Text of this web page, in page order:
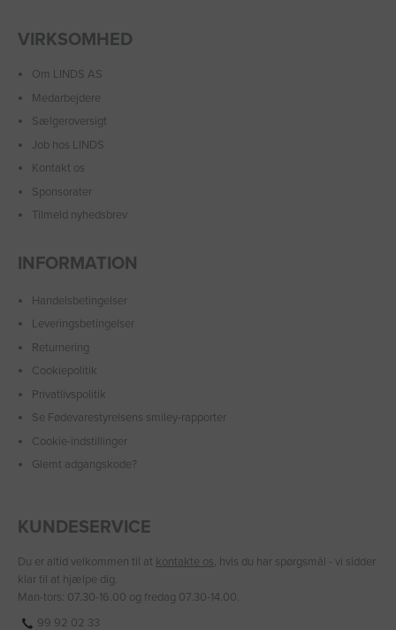
VIRKSOMHED
Om LINDS AS
Medarbejdere
Sælgeroversigt
Job hos LINDS
Kontakt os
Sponsorater
Tilmeld nyhedsbrev
INFORMATION
Handelsbetingelser
Leveringsbetingelser
Returnering
Cookiepolitik
Privatlivspolitik
Se Fødevarestyrelsens smiley-rapporter
Cookie-indstillinger
Glemt adgangskode?
KUNDESERVICE
Du er altid velkommen til at kontakte os, hvis du har spørgsmål - vi sidder
klar til at hjælpe dig.
Man-tors: 07.30-16.00 og fredag 07.30-14.00.
99 92 02 33